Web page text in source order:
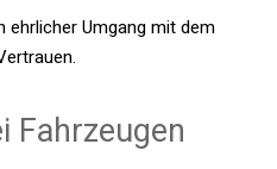
ehrlicher Umgang mit dem
Fahrzeugen